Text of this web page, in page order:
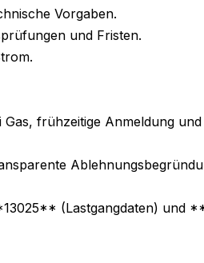
Vorgaben.
und Fristen.
frühzeitige Anmeldung
(Lastgangdaten) und